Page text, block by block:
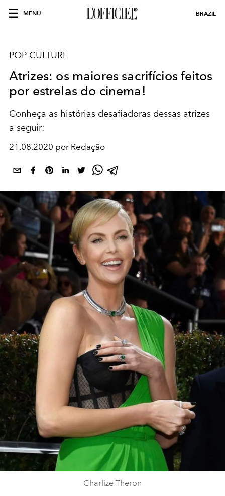
MENU BRAZIL
POP CULTURE
Atrizes: os maiores sacrifícios feitos
por estrelas do cinema!
Conheça as histórias desafiadoras dessas atrizes
a seguir:
21.08.2020 por Redação
Charlize Theron